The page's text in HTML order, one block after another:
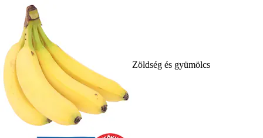
Zöldség és gyümölcs